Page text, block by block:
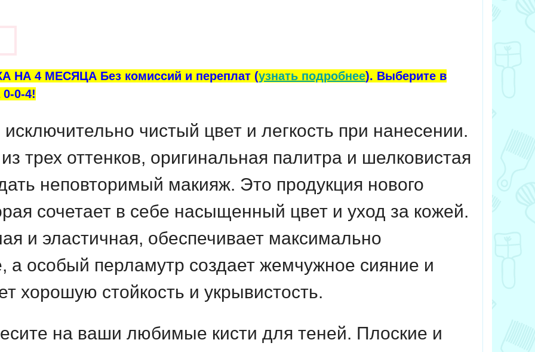
НА 4 МЕСЯЦА Без комиссий и переплат (узнать подробнее). Выберите в
0-4!
чистый цвет и легкость при нанесении.
трех оттенков, оригинальная палитра и шелковистая
неповторимый макияж. Это продукция нового
сочетает в себе насыщенный цвет и уход за кожей.
и эластичная, обеспечивает максимально
а особый перламутр создает жемчужное сияние и
хорошую стойкость и укрывистость.
на ваши любимые кисти для теней. Плоские и